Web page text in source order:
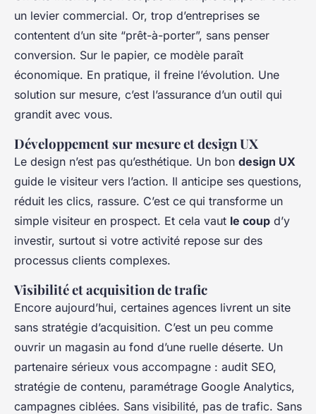
un levier commercial. Or, trop d’entreprises se
contentent d’un site “prêt-à-porter”, sans penser
conversion. Sur le papier, ce modèle paraît
économique. En pratique, il freine l’évolution. Une
solution sur mesure, c’est l’assurance d’un outil qui
grandit avec vous.
Développement sur mesure et design UX
Le design n’est pas qu’esthétique. Un bon design UX
guide le visiteur vers l’action. Il anticipe ses questions,
réduit les clics, rassure. C’est ce qui transforme un
simple visiteur en prospect. Et cela vaut le coup d’y
investir, surtout si votre activité repose sur des
processus clients complexes.
Visibilité et acquisition de trafic
Encore aujourd’hui, certaines agences livrent un site
sans stratégie d’acquisition. C’est un peu comme
ouvrir un magasin au fond d’une ruelle déserte. Un
partenaire sérieux vous accompagne : audit SEO,
stratégie de contenu, paramétrage Google Analytics,
campagnes ciblées. Sans visibilité, pas de trafic. Sans